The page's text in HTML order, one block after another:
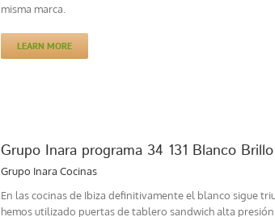
misma marca.
LEARN MORE
Grupo Inara programa 34 131 Blanco
Grupo Inara Cocinas
En las cocinas de Ibiza definitivamente el blanco sigue
hemos utilizado puertas de tablero sandwich alta